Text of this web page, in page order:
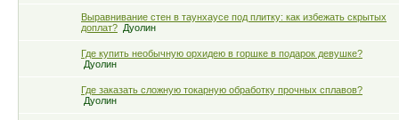
Выравнивание стен в таунхаусе под плитку: как избежать скрытых
доплат? Дуолин
Где купить необычную орхидею в горшке в подарок девушке?
Дуолин
Где заказать сложную токарную обработку прочных сплавов?
Дуолин